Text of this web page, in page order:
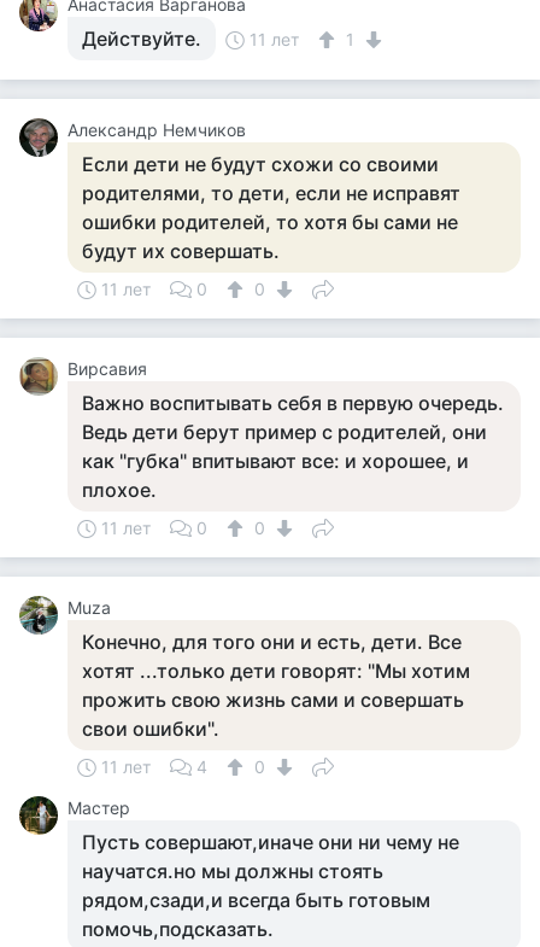
Анастасия Варганова
Действуйте. 11 лет 1
Александр Немчиков
Если дети не будут схожи со своими
родителями, то дети, если не исправят
ошибки родителей, то хотя бы сами не
будут их совершать.
11 лет 0 0
Вирсавия
Важно воспитывать себя в первую очередь.
Ведь дети берут пример с родителей, они
как "губка" впитывают все: и хорошее, и
плохое.
11 лет 0 0
Muza
Конечно, для того они и есть, дети. Все
хотят ...только дети говорят: "Мы хотим
прожить свою жизнь сами и совершать
свои ошибки".
11 лет 4
0
Мастер
Пусть совершают,иначе они ни чему не
научатся.но мы должны стоять
рядом,сзади,и всегда быть готовым
помочь,подсказать.